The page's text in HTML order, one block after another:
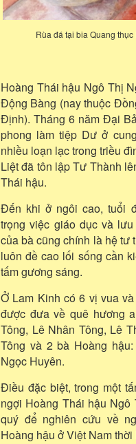
Rùa đá tại bia Quang
Hoàng Thái hậu Ngô Thị
Động Bàng (nay thuộc
Định). Tháng 6 năm Đại
phong làm tiệp Dư ở
nhiều loạn lạc trong triều
Liệt đã tôn lập Tư Thành
Thái hậu.
Đến khi ở ngôi cao, tuổi
trọng việc giáo dục và
của bà cũng chính là hệ tư
luôn đề cao lối sống cần
tấm gương sáng.
Ở Lam Kinh có 6 vị vua
được đưa về quê hương
Tông, Lê Nhân Tông, Lê
Tông và 2 bà Hoàng
Ngọc Huyên.
Điều đặc biệt, trong một
ngợi Hoàng Thái hậu
quý để nghiên cứu về
Hoàng hậu ở Việt Nam thời